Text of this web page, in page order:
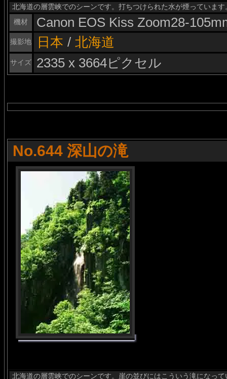
北海道の層雲峡でのシーンです。打ちつけられた水が煙っています
機材
Canon EOS Kiss Zoom28-
撮影地 日本 / 北海道
サイズ 2335 x 3664ピクセル
No.644 深山の滝
北海道の層雲峡でのシーンです。崖の並びにはこういう滝になっ